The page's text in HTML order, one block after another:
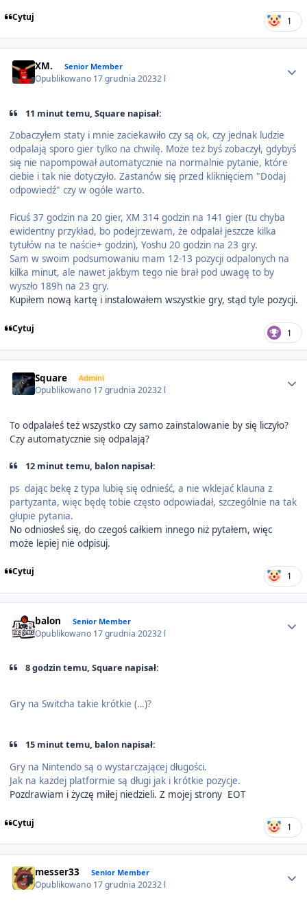
Cytuj 1
XM. Senior Member
Opublikowano 17 grudnia 20232 l
11 minut temu, Square napisał:
Zobaczyłem staty i mnie zaciekawiło czy są ok, czy jednak ludzie
odpalają sporo gier tylko na chwilę. Może też byś zobaczył, gdybyś
się nie napompował automatycznie na normalnie pytanie, które
ciebie i tak nie dotyczyło. Zastanów się przed kliknięciem "Dodaj
odpowiedź" czy w ogóle warto.
Ficuś 37 godzin na 20 gier, XM 314 godzin na 141 gier (tu chyba
ewidentny przykład, bo podejrzewam, że odpalał jeszcze kilka
tytułów na te naście+ godzin), Yoshu 20 godzin na 23 gry.
Sam w swoim podsumowaniu mam 12-13 pozycji odpalonych na
kilka minut, ale nawet jakbym tego nie brał pod uwagę to by
wyszło 189h na 23 gry.
Kupiłem nową kartę i instalowałem wszystkie gry, stąd tyle pozycji.
Cytuj 1
Square Admini
Opublikowano 17 grudnia 20232 l
To odpalałeś też wszystko czy samo zainstalowanie by się liczyło?
Czy automatycznie się odpalają?
12 minut temu, balon napisał:
ps dając bekę z typa lubię się odnieść, a nie wklejać klauna z
partyzanta, więc będę tobie często odpowiadał, szczególnie na tak
głupie pytania.
No odniosłeś się, do czegoś całkiem innego niż pytałem, więc
może lepiej nie odpisuj.
Cytuj 1
balon Senior Member
Opublikowano 17 grudnia 20232 l
8 godzin temu, Square napisał:
Gry na Switcha takie krótkie (…)?
15 minut temu, balon napisał:
Gry na Nintendo są o wystarczającej długości.
Jak na każdej platformie są długi jak i krótkie pozycje.
Pozdrawiam i życzę miłej niedzieli. Z mojej strony EOT
Cytuj 1
messer33 Senior Member
Opublikowano 17 grudnia 20232 l